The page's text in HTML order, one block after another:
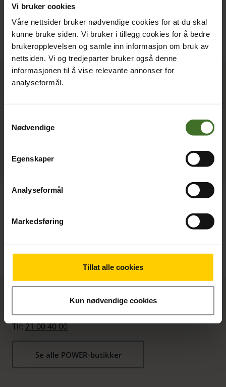
Vi bruker cookies
Våre nettsider bruker nødvendige cookies for at du skal
kunne bruke siden. Vi bruker i tillegg cookies for å bedre
brukeropplevelsen og samle inn informasjon om bruk av
nettsiden. Vi og tredjeparter bruker også denne
informasjonen til å vise relevante annonser for
analyseformål.
Nødvendige
Egenskaper
Analyseformål
Markedsføring
Tillat alle cookies
Kun nødvendige cookies
Kjøp ice hos elon
Kundeservice Privat:
Tlf:21 00 40 00
Se alle POWER-butikker